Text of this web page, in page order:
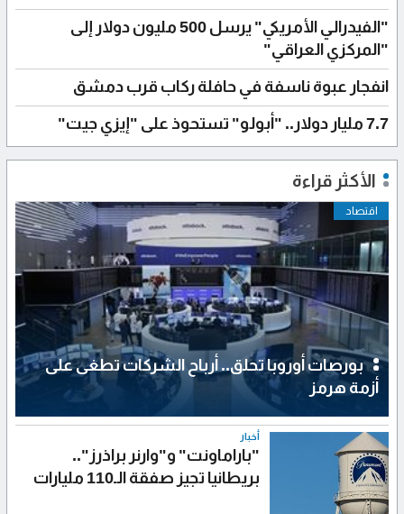
"الفيدرالي الأمريكي" يرسل 500 مليون دولار إلى
"المركزي العراقي"
انفجار عبوة ناسفة في حافلة ركاب قرب دمشق
7.7 مليار دولار.. "أبولو" تستحوذ على "إيزي جيت"
الأكثر قراءة
اقتصاد
بورصات أوروبا تحلق.. أرباح الشركات تطغى على
أزمة هرمز
أخبار
"باراماونت" و"وارنر براذرز"..
بريطانيا تجيز صفقة الـ110 مليارات